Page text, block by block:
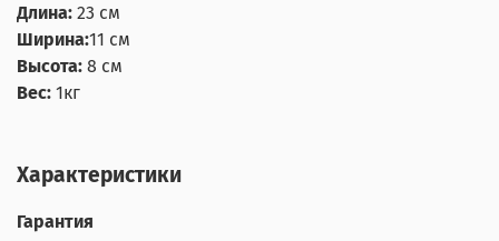
Длина: 23 см
Ширина:11 см
Высота: 8 см
Вес: 1кг
Характеристики
Гарантия